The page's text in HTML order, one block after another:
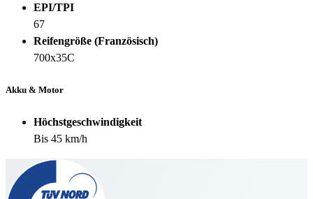
EPI/TPI
67
Reifengröße (Französisch)
700x35C
Akku & Motor
Höchstgeschwindigkeit
Bis 45 km/h